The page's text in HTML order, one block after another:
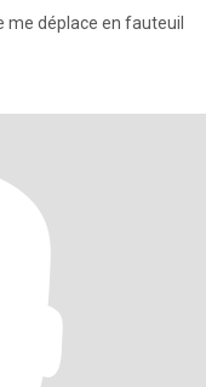
me déplace en fauteuil